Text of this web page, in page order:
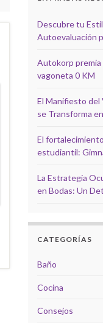
Descubre tu
Autoevaluación
Autokorp premia
vagoneta 0 KM
El Manifiesto del
se Transforma
El
estudiantil:
La Estrategia
en Bodas: Un
CATEGORÍAS
Baño
Cocina
Consejos